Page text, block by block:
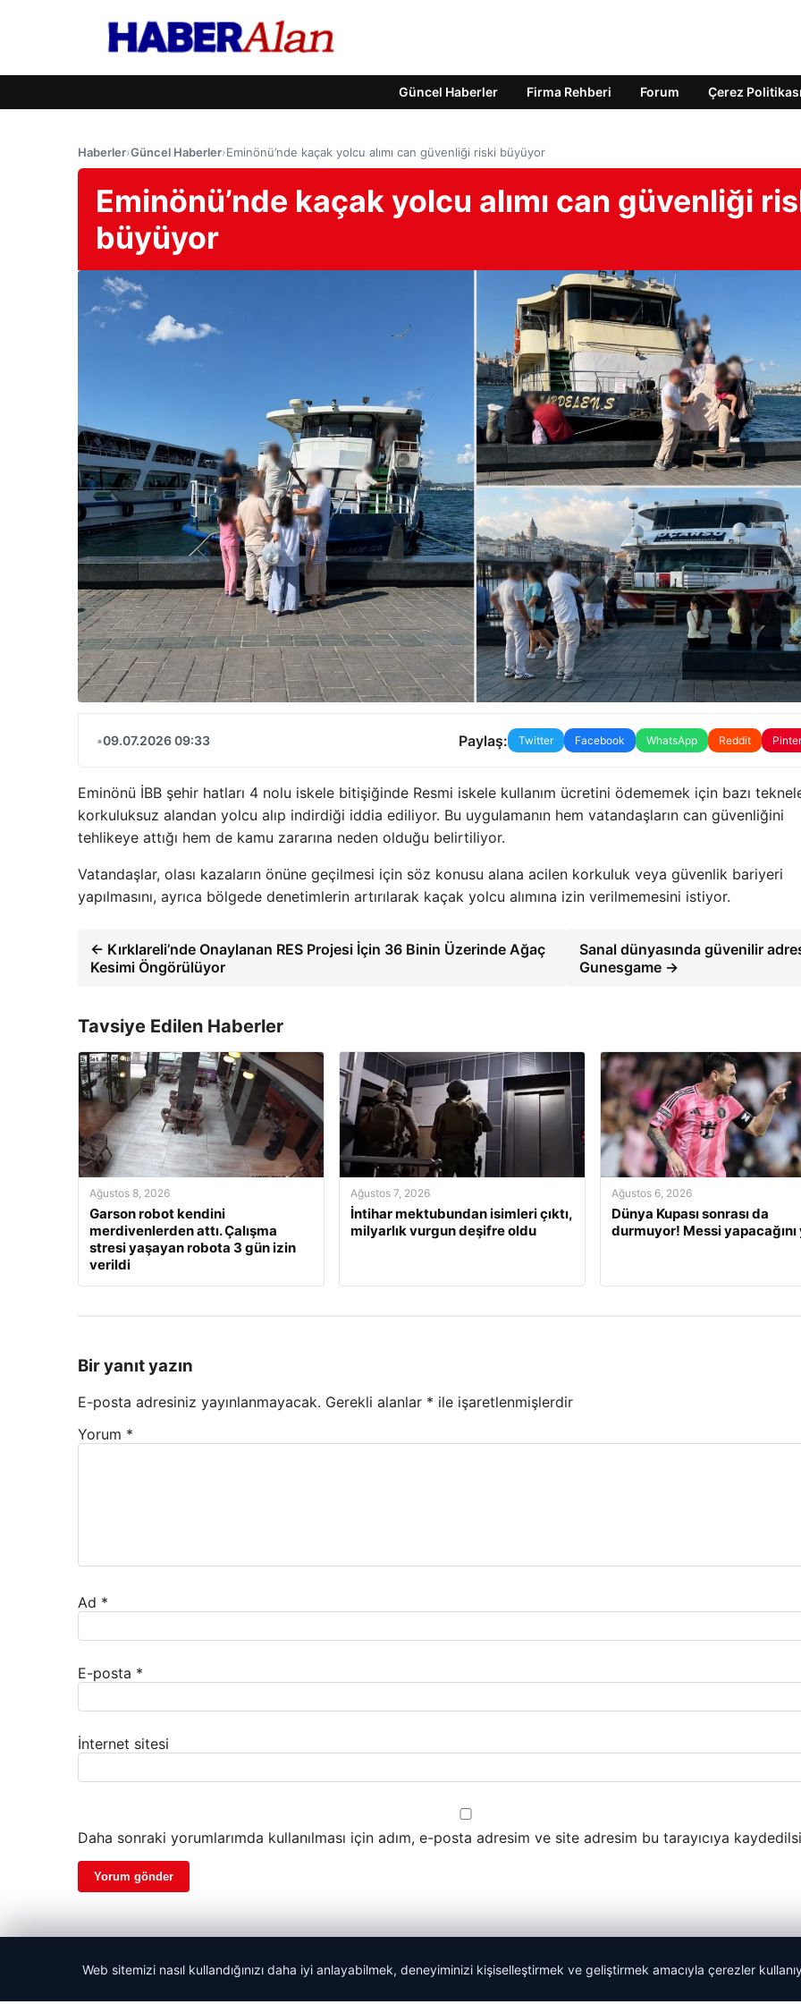
Güncel Haberler Firma Rehberi Forum Çerez Politikası
Haberler›Güncel Haberler›Eminönü’nde kaçak yolcu alımı can güvenliği riski büyüyor
Eminönü’nde kaçak yolcu alımı can güvenliği
büyüyor
•09.07.2026 09:33 Paylaş: Twitter Facebook WhatsApp Reddit
Eminönü İBB şehir hatları 4 nolu iskele bitişiğinde Resmi iskele kullanım ücretini ödememek için bazı
korkuluksuz alandan yolcu alıp indirdiği iddia ediliyor. Bu uygulamanın hem vatandaşların can güvenliğini
tehlikeye attığı hem de kamu zararına neden olduğu belirtiliyor.
Vatandaşlar, olası kazaların önüne geçilmesi için söz konusu alana acilen korkuluk veya güvenlik bariyeri
yapılmasını, ayrıca bölgede denetimlerin artırılarak kaçak yolcu alımına izin verilmemesini istiyor.
← Kırklareli’nde Onaylanan RES Projesi İçin 36 Binin Üzerinde Ağaç
Kesimi Öngörülüyor
Sanal dünyasında güvenilir
Gunesgame →
Tavsiye Edilen Haberler
Ağustos 8, 2026
Garson robot kendini
merdivenlerden attı. Çalışma
stresi yaşayan robota 3 gün izin
verildi
Ağustos 7, 2026
İntihar mektubundan isimleri çıktı,
milyarlık vurgun deşifre oldu
Ağustos 6, 2026
Dünya Kupası sonrası da
durmuyor! Messi yapacağını
Bir yanıt yazın
E-posta adresiniz yayınlanmayacak. Gerekli alanlar * ile işaretlenmişlerdir
Yorum *
Ad *
E-posta *
İnternet sitesi
Daha sonraki yorumlarımda kullanılması için adım, e-posta adresim ve site adresim bu tarayıcıya
Web sitemizi nasıl kullandığınızı daha iyi anlayabilmek, deneyiminizi kişiselleştirmek ve geliştirmek amacıyla çerezler